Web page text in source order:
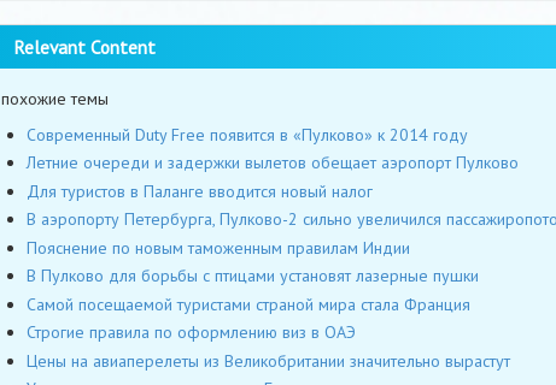
Relevant Content
похожие темы
Современный Duty Free появится в «Пулково» к 2014 году
Летние очереди и задержки вылетов обещает аэропорт Пулково
Для туристов в Паланге вводится новый налог
В аэропорту Петербурга, Пулково-2 сильно увеличился
Пояснение по новым таможенным правилам Индии
В Пулково для борьбы с птицами установят лазерные пушки
Самой посещаемой туристами страной мира стала Франция
Строгие правила по оформлению виз в ОАЭ
Цены на авиаперелеты из Великобритании значительно вырастут